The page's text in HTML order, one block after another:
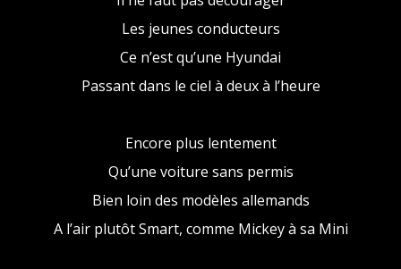
Les jeunes conducteurs
Ce n’est qu’une Hyundai
Passant dans le ciel à deux à l’heure
Encore plus lentement
Qu’une voiture sans permis
Bien loin des modèles allemands
A l’air plutôt Smart, comme Mickey à sa Mini